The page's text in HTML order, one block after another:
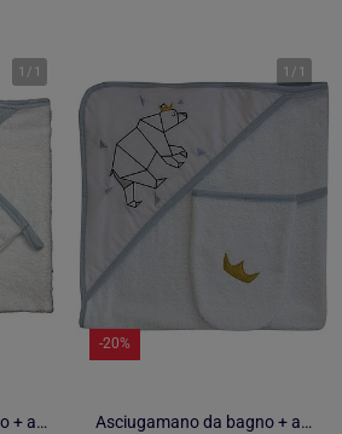
1 / 1
Asciugamano da bagno + asciugamano "PENGUIN" Les Chatounets
1 / 1
-20%
Asciugamano da bagno + asciugamano "ORSO" Les Chatounets